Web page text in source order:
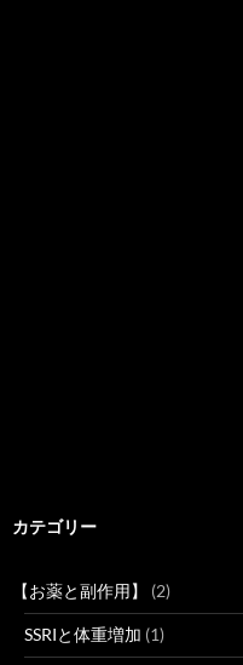
カテゴリー
【お薬と副作用】 (2)
SSRIと体重増加 (1)